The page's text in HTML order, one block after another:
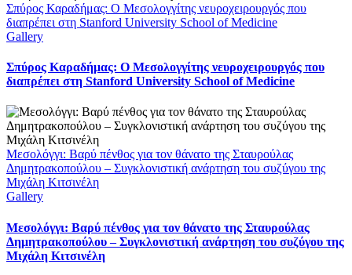
Σπύρος Καραδήμας: Ο Μεσολογγίτης νευροχειρουργός που
διαπρέπει στη Stanford University School of Medicine
Gallery
Σπύρος Καραδήμας: Ο Μεσολογγίτης νευροχειρουργός που
διαπρέπει στη Stanford University School of Medicine
Μεσολόγγι: Βαρύ πένθος για τον θάνατο της Σταυρούλας
Δημητρακοπούλου – Συγκλονιστική ανάρτηση του συζύγου της
Μιχάλη Κιτσινέλη
Gallery
Μεσολόγγι: Βαρύ πένθος για τον θάνατο της Σταυρούλας
Δημητρακοπούλου – Συγκλονιστική ανάρτηση του συζύγου της
Μιχάλη Κιτσινέλη